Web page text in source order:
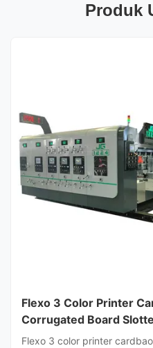
Produk
Flexo 3 Color Printer
Corrugated Board
Dengan Mesin Pisau
Flexo 3 color printer